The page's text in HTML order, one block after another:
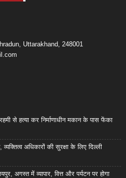
Uttarakhand, 248001
से हत्या कर निर्माणाधीन मकान के पास फेंका
अधिकारों की सुरक्षा के लिए दिल्ली
अगस्त में व्यापार, वित्त और पर्यटन पर होगा